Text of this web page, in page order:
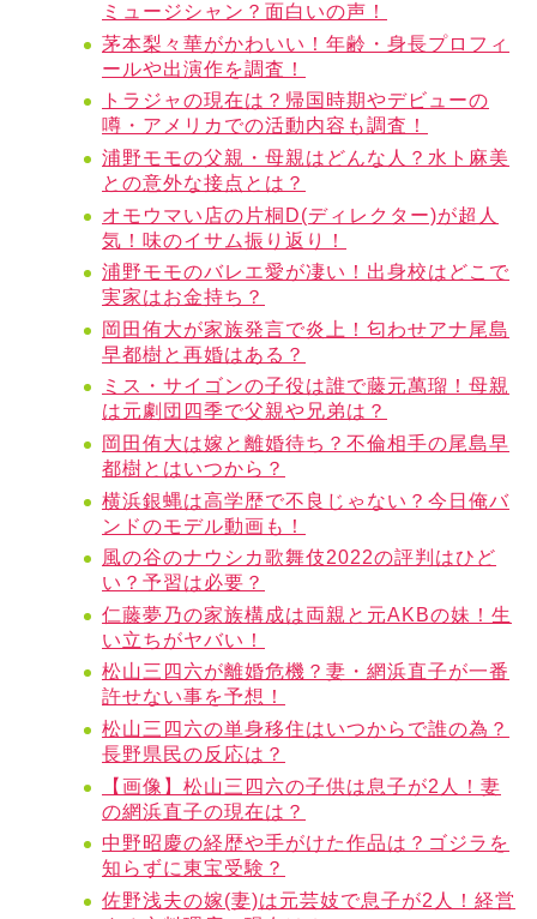
ミュージシャン？面白いの声！
茅本梨々華がかわいい！年齢・身長プロフィ
ールや出演作を調査！
トラジャの現在は？帰国時期やデビューの
噂・アメリカでの活動内容も調査！
浦野モモの父親・母親はどんな人？水ト麻美
との意外な接点とは？
オモウマい店の片桐D(ディレクター)が超人
気！味のイサム振り返り！
浦野モモのバレエ愛が凄い！出身校はどこで
実家はお金持ち？
岡田侑大が家族発言で炎上！匂わせアナ尾島
早都樹と再婚はある？
ミス・サイゴンの子役は誰で藤元萬瑠！母親
は元劇団四季で父親や兄弟は？
岡田侑大は嫁と離婚待ち？不倫相手の尾島早
都樹とはいつから？
横浜銀蝿は高学歴で不良じゃない？今日俺バ
ンドのモデル動画も！
風の谷のナウシカ歌舞伎2022の評判はひど
い？予習は必要？
仁藤夢乃の家族構成は両親と元AKBの妹！生
い立ちがヤバい！
松山三四六が離婚危機？妻・網浜直子が一番
許せない事を予想！
松山三四六の単身移住はいつからで誰の為？
長野県民の反応は？
【画像】松山三四六の子供は息子が2人！妻
の網浜直子の現在は？
中野昭慶の経歴や手がけた作品は？ゴジラを
知らずに東宝受験？
佐野浅夫の嫁(妻)は元芸妓で息子が2人！経営